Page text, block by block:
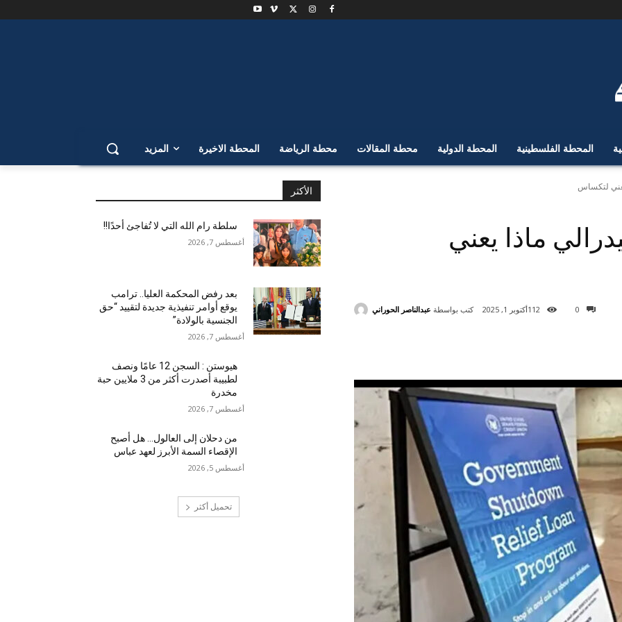
المحطة الفلسطينية المحطة الدولية محطة المقالات محطة الرياضة المحطة الاخيرة المزيد
الأكثر
سلطة رام الله التي لا تُفاجئ أحدًا!!
أغسطس 7, 2026
بعد رفض المحكمة العليا.. ترامب
يوقع أوامر تنفيذية جديدة لتقييد “حق
الجنسية بالولادة”
أغسطس 7, 2026
هيوستن : السجن 12 عامًا ونصف
لطبيبة أصدرت أكثر من 3 ملايين حبة
مخدرة
أغسطس 7, 2026
من دحلان إلى العالول… هل أصبح
الإقصاء السمة الأبرز لعهد عباس
أغسطس 5, 2026
تحميل أكثر
يعني لتكساس
ماذا يعني
0
112أكتوبر 1, 2025 كتب بواسطة عبدالناصر الحوراني